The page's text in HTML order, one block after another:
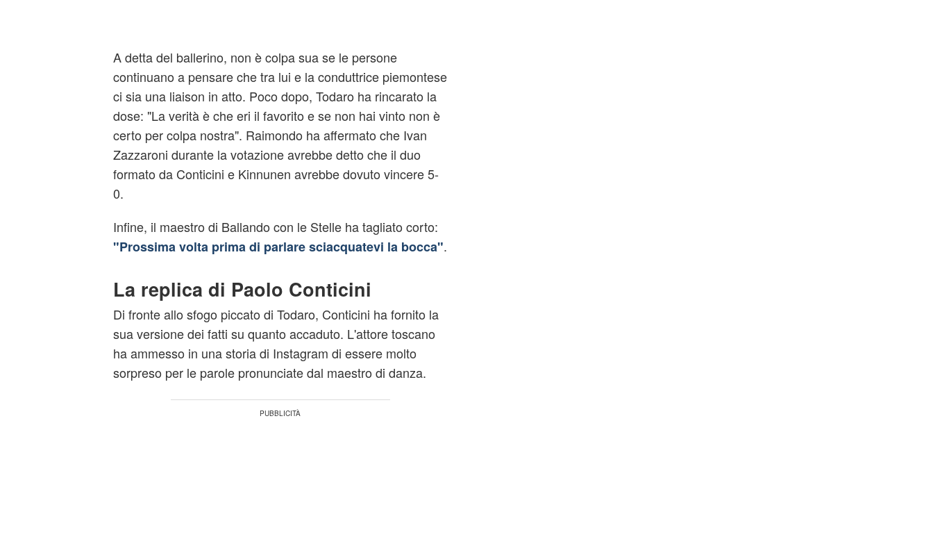
A detta del ballerino, non è colpa sua se le persone
continuano a pensare che tra lui e la conduttrice piemontese
ci sia una liaison in atto. Poco dopo, Todaro ha rincarato la
dose: "La verità è che eri il favorito e se non hai vinto non è
certo per colpa nostra". Raimondo ha affermato che Ivan
Zazzaroni durante la votazione avrebbe detto che il duo
formato da Conticini e Kinnunen avrebbe dovuto vincere 5-
0.
Infine, il maestro di Ballando con le Stelle ha tagliato corto:
"Prossima volta prima di parlare sciacquatevi la bocca".
La replica di Paolo Conticini
Di fronte allo sfogo piccato di Todaro, Conticini ha fornito la
sua versione dei fatti su quanto accaduto. L'attore toscano
ha ammesso in una storia di Instagram di essere molto
sorpreso per le parole pronunciate dal maestro di danza.